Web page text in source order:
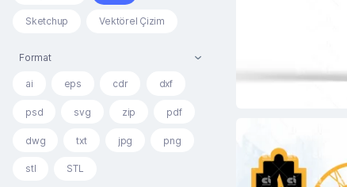
Sketchup Vektörel Çizim
Format
ai eps cdr dxf
psd svg zip pdf
dwg txt jpg png
stl STL